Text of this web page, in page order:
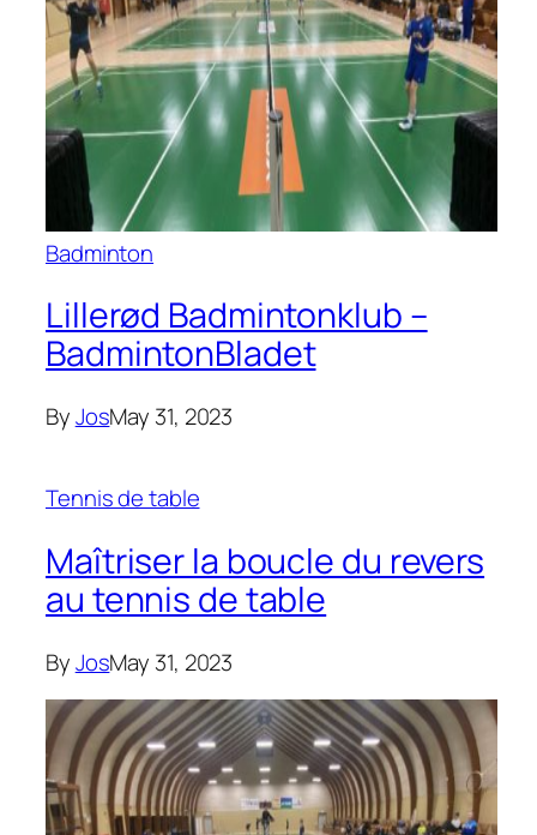
Badminton
Lillerød Badmintonklub –
BadmintonBladet
ByJosMay 31, 2023
Tennis de table
Maîtriser la boucle du revers
au tennis de table
ByJosMay 31, 2023